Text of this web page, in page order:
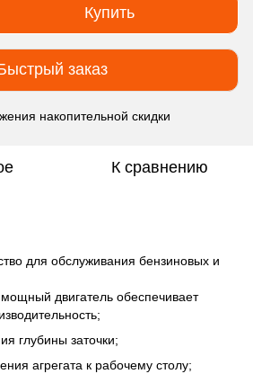
Купить
заказ
накопительной скидки
К сравнению
для обслуживания бензиновых и
двигатель обеспечивает
глубины заточки;
агрегата к рабочему столу;